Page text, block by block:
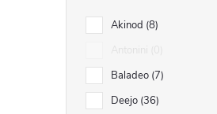
Akinod 8
Baladeo 7
Deejo 36